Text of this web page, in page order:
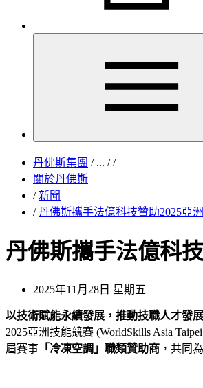
丹佛斯集團 /... / /
關於丹佛斯
/ 新聞
/ 丹佛斯攜手法億科技贊助2025亞
丹佛斯攜手法億科
2025年11月28日 星期五
以技術賦能永續發展，推動技職人才發
2025亞洲技能競賽 (WorldSkills Asia
屆賽事 「冷凍空調」職類贊助商 ，共同